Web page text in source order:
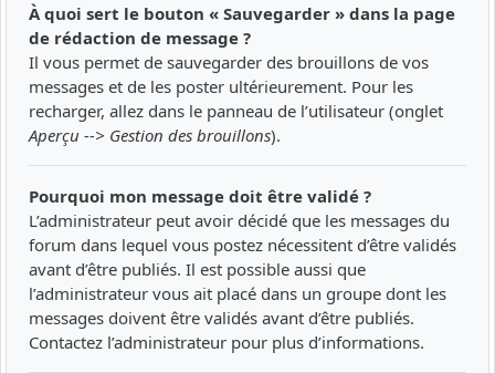
À quoi sert le bouton « Sauvegarder » dans la page
de rédaction de message ?
Il vous permet de sauvegarder des brouillons de vos
messages et de les poster ultérieurement. Pour les
recharger, allez dans le panneau de l’utilisateur (onglet
Aperçu --> Gestion des brouillons).
Pourquoi mon message doit être validé ?
L’administrateur peut avoir décidé que les messages du
forum dans lequel vous postez nécessitent d’être validés
avant d’être publiés. Il est possible aussi que
l’administrateur vous ait placé dans un groupe dont les
messages doivent être validés avant d’être publiés.
Contactez l’administrateur pour plus d’informations.